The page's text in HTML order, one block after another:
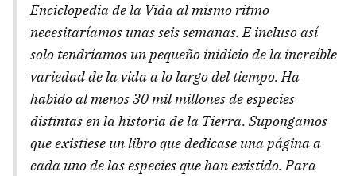
Enciclopedia de la Vida al mismo ritmo
necesitaríamos unas seis semanas. E incluso así
solo tendríamos un pequeño inidicio de la increíble
variedad de la vida a lo largo del tiempo. Ha
habido al menos 30 mil millones de especies
distintas en la historia de la Tierra. Supongamos
que existiese un libro que dedicase una página a
cada uno de las especies que han existido. Para